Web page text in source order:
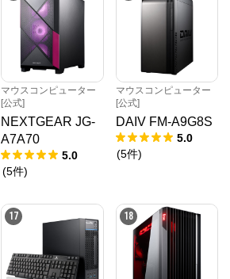
マウスコンピューター
[公式]
NEXTGEAR JG-
A7A70
5.0
(5件)
マウスコンピューター
[公式]
DAIV FM-A9G8S
5.0
(5件)
17 18